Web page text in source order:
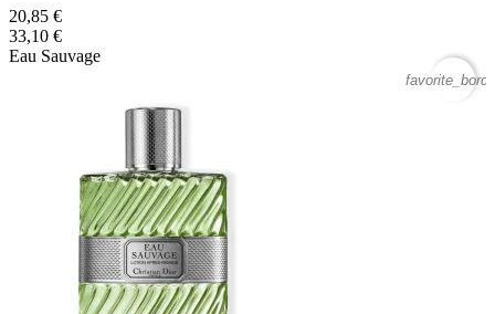
20,85 €
33,10 €
Eau Sauvage